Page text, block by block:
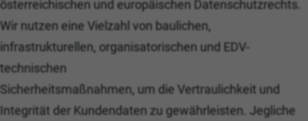
österreichischen und europäischen Datenschutzrechts.
Wir nutzen eine Vielzahl von baulichen,
infrastrukturellen, organisatorischen und EDV-
technischen
Sicherheitsmaßnahmen, um die Vertraulichkeit und
Integrität der Kundendaten zu gewährleisten. Jegliche